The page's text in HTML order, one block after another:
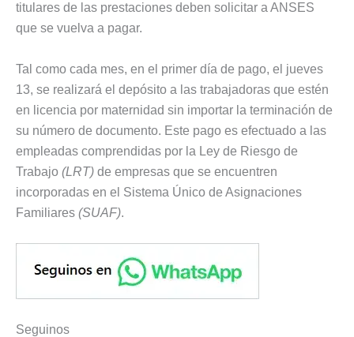
titulares de las prestaciones deben solicitar a ANSES
que se vuelva a pagar.
Tal como cada mes, en el primer día de pago, el jueves
13, se realizará el depósito a las trabajadoras que estén
en licencia por maternidad sin importar la terminación de
su número de documento. Este pago es efectuado a las
empleadas comprendidas por la Ley de Riesgo de
Trabajo (LRT) de empresas que se encuentren
incorporadas en el Sistema Único de Asignaciones
Familiares (SUAF).
Seguinos